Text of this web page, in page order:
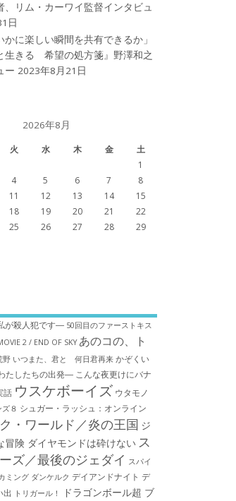
、リム・カーワイ監督インタビュ
日
かに楽しい瞬間を共有できるか」
生きる 希望の処方箋』野澤和之
ー 2023年8月21日
2026年8月
火 水 木 金
土
1
4 5 6 7
8
11 12 13 14
15
18 19 20 21
22
25 26 27 28
29
が殺人犯です― 50回目のファーストキス
2 / END OF SKY あのコの、ト
野 いつまた、君と 何日君再来 かぞくい
たしたちの出発― こんな夜更けにバナ
話 ウスケボーイズ ウタモノ
８ シュガー・ラッシュ：オ​ンライン
・ワールド／炎の王国 ジ
冒険 ダイヤモンドは砕けない ス
ズ／最後のジェダイ スパイ
ミング ダンケルク デイアンドナイト デ
出
トリガール！ ドラゴンボール超 ブ